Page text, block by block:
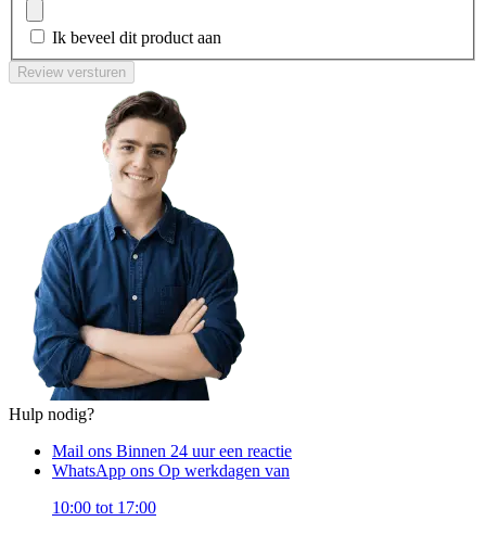
Ik beveel dit product aan
Review versturen
Hulp nodig?
Mail ons Binnen 24 uur een reactie
WhatsApp ons Op werkdagen van
10:00 tot 17:00